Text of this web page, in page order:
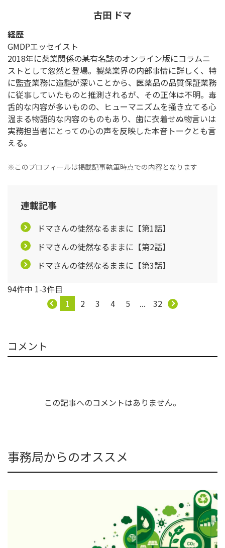
古田 ドマ
経歴
GMDPエッセイスト
2018年に薬業関係の某有名誌のオンライン版にコラムニ
ストとして忽然と登場。製薬業界の内部事情に詳しく、特
に監査業務に造詣が深いことから、医薬品の品質保証業務
に従事していたものと推測されるが、その正体は不明。毒
舌的な内容が多いものの、ヒューマニズムを掻き立てる心
温まる物語的な内容のものもあり、歯に衣着せぬ物言いは
実務担当者にとっての心の声を反映した本音トークとも言
える。
※このプロフィールは掲載記事執筆時点での内容となります
連載記事
ドマさんの徒然なるままに【第1話】
ドマさんの徒然なるままに【第2話】
ドマさんの徒然なるままに【第3話】
94件中 1-3件目
1
2 3 4 5 ... 32
コメント
この記事へのコメントはありません。
事務局からのオススメ